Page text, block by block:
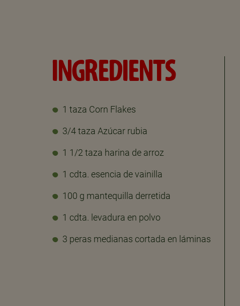
INGREDIENTS
1 taza Corn Flakes
3/4 taza Azúcar rubia
1 1/2 taza harina de arroz
1 cdta. esencia de vainilla
100 g mantequilla derretida
1 cdta. levadura en polvo
3 peras medianas cortada en láminas